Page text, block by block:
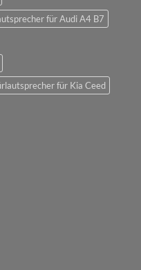
für Audi A4 B7
für Kia Ceed